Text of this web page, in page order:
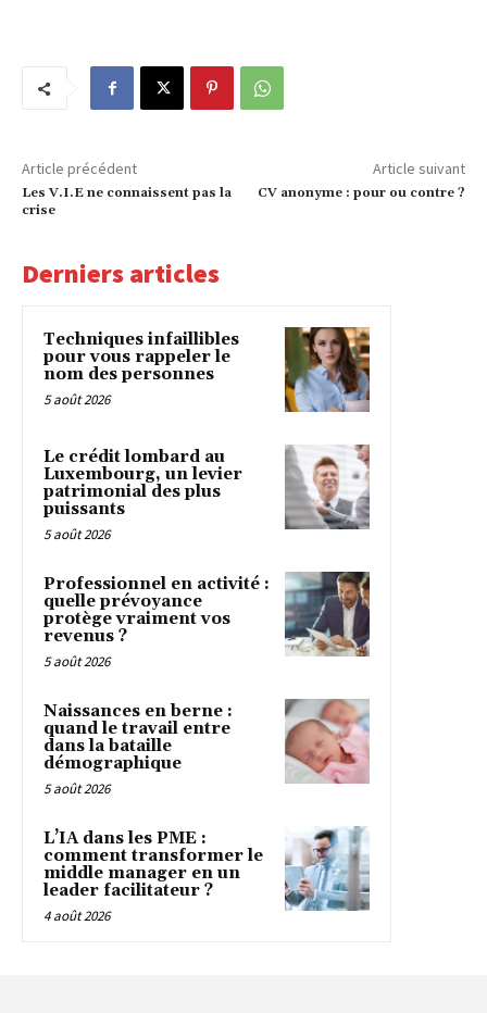
Article précédent
Les V.I.E ne connaissent pas la
crise
Article suivant
CV anonyme : pour ou contre ?
Derniers articles
Techniques infaillibles
pour vous rappeler le
nom des personnes
5 août 2026
Le crédit lombard au
Luxembourg, un levier
patrimonial des plus
puissants
5 août 2026
Professionnel en activité :
quelle prévoyance
protège vraiment vos
revenus ?
5 août 2026
Naissances en berne :
quand le travail entre
dans la bataille
démographique
5 août 2026
L’IA dans les PME :
comment transformer le
middle manager en un
leader facilitateur ?
4 août 2026